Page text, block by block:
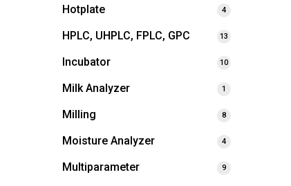
Hotplate 4
HPLC, UHPLC, FPLC, GPC 13
Incubator 10
Milk Analyzer 1
Milling 8
Moisture Analyzer 4
Multiparameter 9